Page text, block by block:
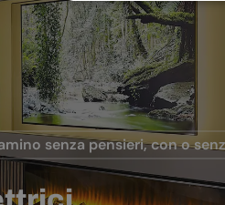
senza pensieri, con o